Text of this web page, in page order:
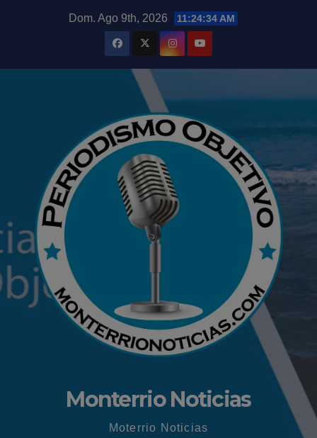
Dom. Ago 9th, 2026 11:24:36 AM
Monterrio Noticias
Moterrio Noticias
modal-check